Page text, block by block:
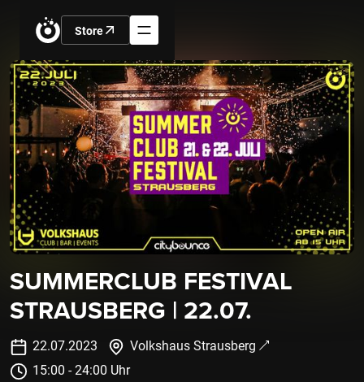
Store
SUMMERCLUB FESTIVAL
STRAUSBERG | 22.07.
22.07.2023
Volkshaus Strausberg
15:00 - 24:00 Uhr